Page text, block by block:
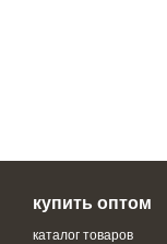
купить оптом
каталог товаров